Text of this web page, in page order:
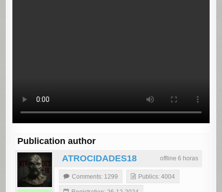
Publication author
offline 6 horas
ATROCIDADES18
Comments: 1299 Publics: 4004